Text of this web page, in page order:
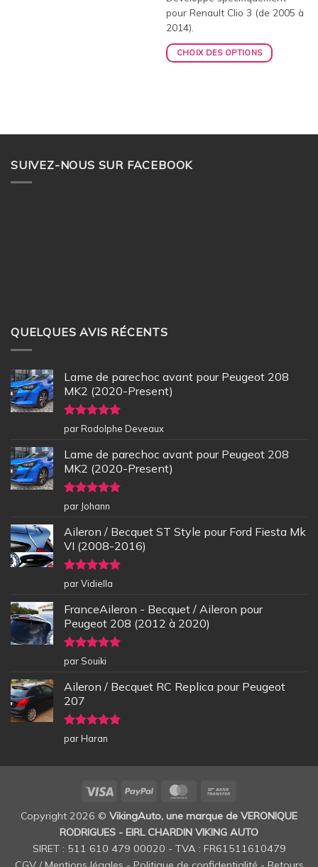
pour Renault Clio 3 (de 2005 à
2014).
CHOIX DES OPTIONS
SUIVEZ-NOUS SUR FACEBOOK
QUELQUES AVIS RÉCENTS
Lame de parechoc avant pour Peugeot 208
MK2 (2020-Present)
Note5sur
5
par Rodolphe Deveaux
Lame de parechoc avant pour Peugeot 208
MK2 (2020-Present)
Note5sur
5
par Johann
Aileron / Becquet ST Style pour Ford Fiesta Mk
VI (2008-2016)
Note5sur
5
par Vidiella
FranceAileron - Becquet / Aileron pour
Peugeot 208 (2012 à 2020)
Note5sur
5
par Souiki
Aileron / Becquet RC Replica pour Peugeot
207
Note5sur
5
par Haran
Visa PayPal MasterCard
Copyright 2026 © VikingAuto, une marque de VERONIQUE
RODRIGUES - EIRL CHARDIN VIKING AUTO
SIRET : 511 610 479 00020 - TVA : FR61511610479